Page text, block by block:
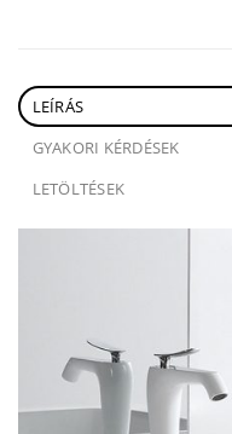
LEÍRÁS
GYAKORI KÉRDÉSEK
LETÖLTÉSEK